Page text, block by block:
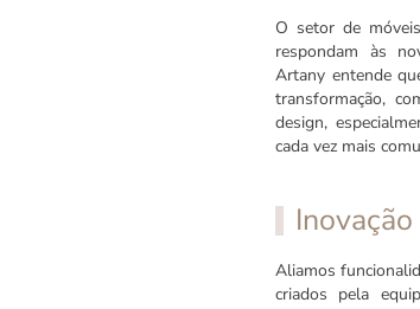
O setor de
respondam às
Artany entende
transformação,
design,
cada vez mais
Aliamos
criados pela